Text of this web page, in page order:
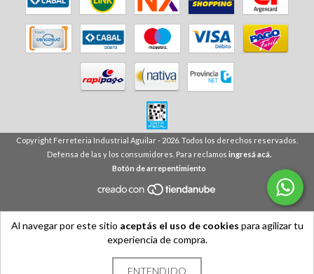
Al navegar por este sitio aceptás el uso de cookies para agilizar tu
experiencia de compra.
ENTENDIDO
Copyright Ferreteria Industrial Aguilar - 2026. Todos los derechos reservados.
Defensa de las y los consumidores. Para reclamos ingresá acá.
Botón de arrepentimiento